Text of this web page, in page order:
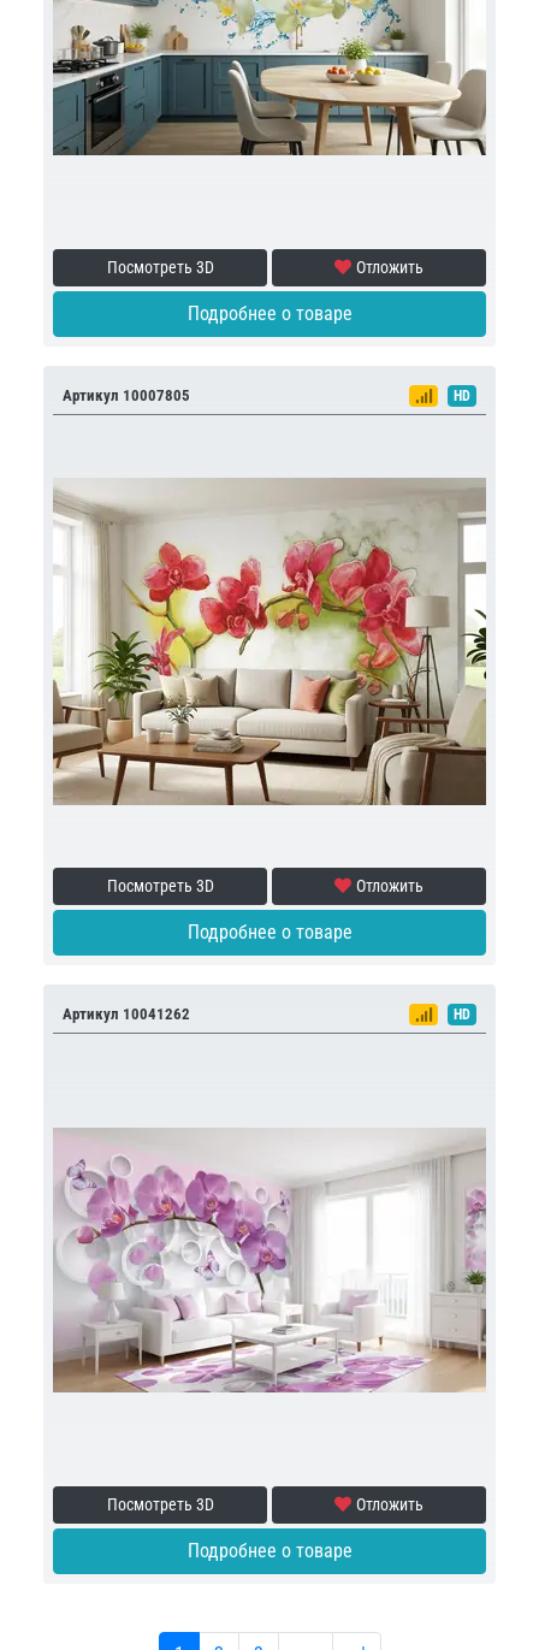
Посмотреть 3D Отложить
Подробнее о товаре
Артикул 10007805 HD
Посмотреть 3D Отложить
Подробнее о товаре
Артикул 10041262 HD
Посмотреть 3D Отложить
Подробнее о товаре